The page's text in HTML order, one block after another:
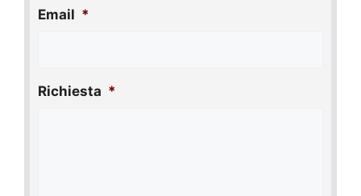
Email *
Richiesta *